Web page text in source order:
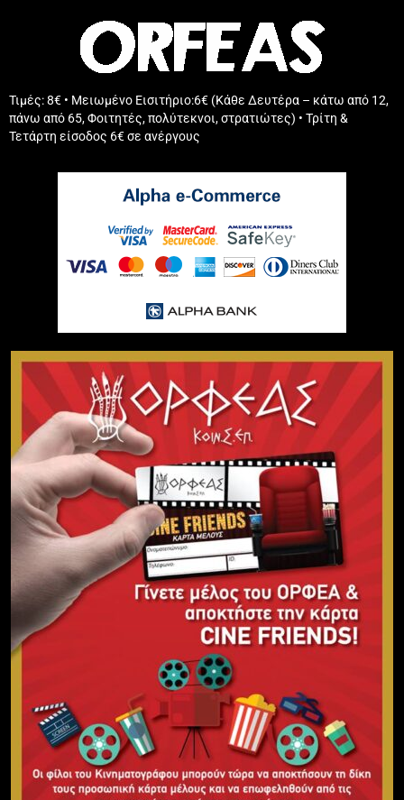
Τιμές: 8€ • Μειωμένο Εισιτήριο:6€ (Κάθε Δευτέρα – κάτω από 12,
πάνω από 65, Φοιτητές, πολύτεκνοι, στρατιώτες) • Τρίτη &
Τετάρτη είσοδος 6€ σε ανέργους